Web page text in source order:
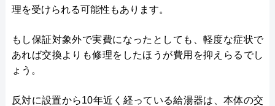
理を受けられる可能性もあります。
もし保証対象外で実費になったとしても、軽度な症状で
あれば交換よりも修理をしたほうが費用を抑えらるでし
ょう。
反対に設置から10年近く経っている給湯器は、本体の交